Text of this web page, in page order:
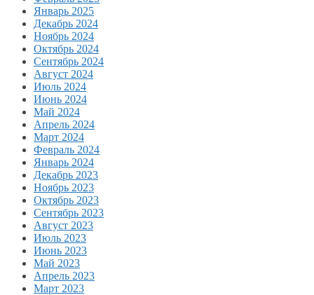
Январь 2025
Декабрь 2024
Ноябрь 2024
Октябрь 2024
Сентябрь 2024
Август 2024
Июль 2024
Июнь 2024
Май 2024
Апрель 2024
Март 2024
Февраль 2024
Январь 2024
Декабрь 2023
Ноябрь 2023
Октябрь 2023
Сентябрь 2023
Август 2023
Июль 2023
Июнь 2023
Май 2023
Апрель 2023
Март 2023